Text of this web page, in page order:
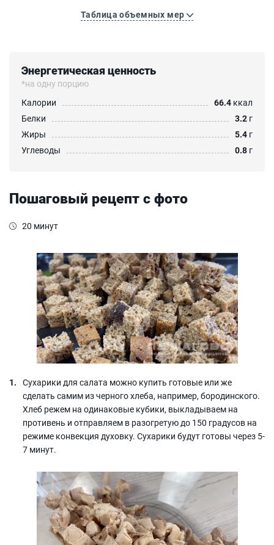
Таблица объемных мер
Энергетическая ценность
*на одну порцию
Калории
66.4 ккал
Белки
3.2 г
Жиры
5.4 г
Углеводы
0.8 г
Пошаговый рецепт с фото
20 минут
Сухарики для салата можно купить готовые или же
сделать самим из черного хлеба, например, бородинского.
Хлеб режем на одинаковые кубики, выкладываем на
противень и отправляем в разогретую до 150 градусов на
режиме конвекция духовку. Сухарики будут готовы через 5-
7 минут.